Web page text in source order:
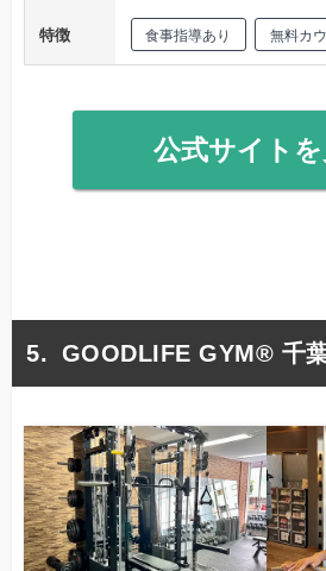
特徴 食事指導あり 無料カ
公式サイトを
GOODLIFE GYM® 千